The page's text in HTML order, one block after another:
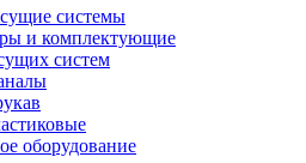
системы
и комплектующие
систем
оборудование